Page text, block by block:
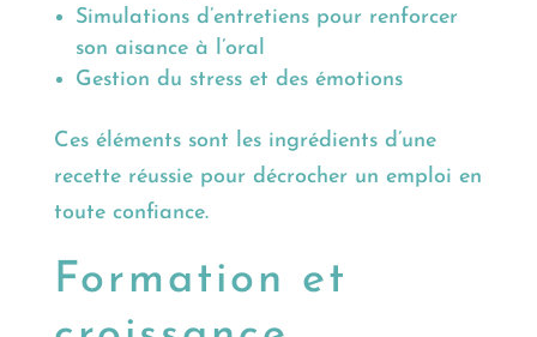
Simulations d’entretiens pour renforcer
son aisance à l’oral
Gestion du stress et des émotions
Ces éléments sont les ingrédients d’une
recette réussie pour décrocher un emploi en
toute confiance.
Formation et